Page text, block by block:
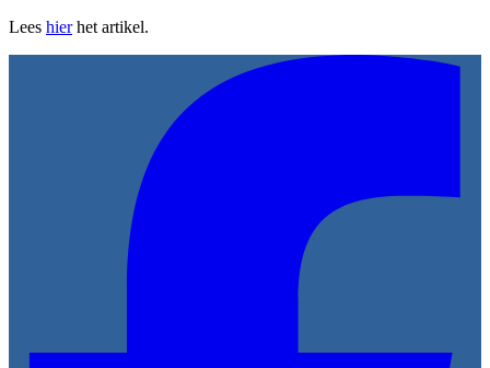
Lees hierhet artikel.